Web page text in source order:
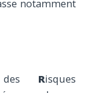
notamment
des Risques